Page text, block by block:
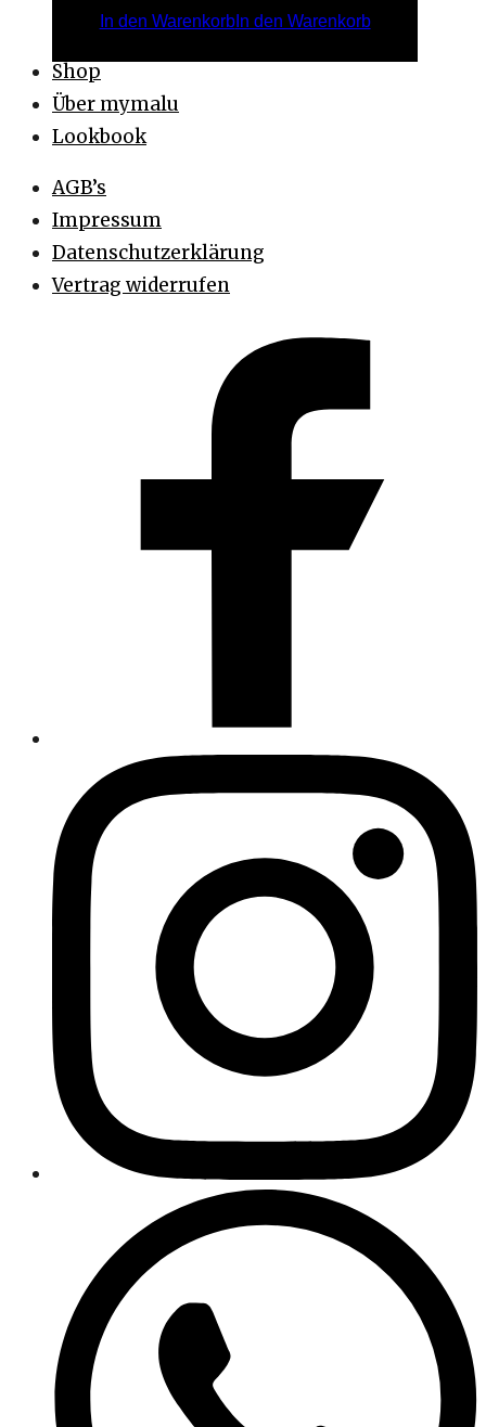
In den WarenkorbIn den Warenkorb
Shop
Über mymalu
Lookbook
AGB’s
Impressum
Datenschutzerklärung
Vertrag widerrufen